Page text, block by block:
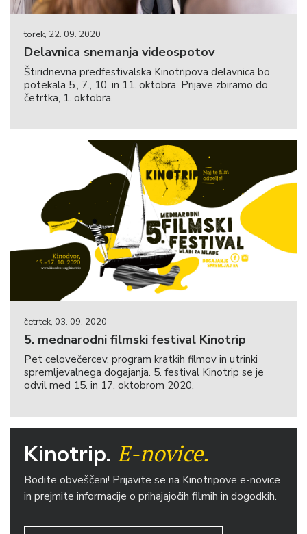
torek, 22. 09. 2020
Delavnica snemanja videospotov
Štiridnevna predfestivalska Kinotripova delavnica bo
potekala 5., 7., 10. in 11. oktobra. Prijave zbiramo do
četrtka, 1. oktobra.
četrtek, 03. 09. 2020
5. mednarodni filmski festival Kinotrip
Pet celovečercev, program kratkih filmov in utrinki
spremljevalnega dogajanja. 5. festival Kinotrip se je
odvil med 15. in 17. oktobrom 2020.
Kinotrip. E-novice.
Bodite obveščeni! Prijavite se na Kinotripove e-novice
in prejmite informacije o prihajajočih filmih in dogodkih.